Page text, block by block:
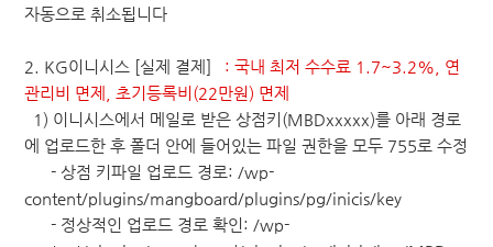
자동으로 취소됩니다
2. KG이니시스 [실제 결제]
: 국내 최저 수수료 1.7~3.2%, 연
관리비 면제, 초기등록비(22만원) 면제
1) 이니시스에서 메일로 받은 상점키(MBDxxxxx)를 아래 경로
에 업로드한 후 폴더 안에 들어있는 파일 권한을 모두 755로 수정
- 상점 키파일 업로드 경로: /wp-
content/plugins/mangboard/plugins/pg/inicis/key
- 정상적인 업로드 경로 확인: /wp-